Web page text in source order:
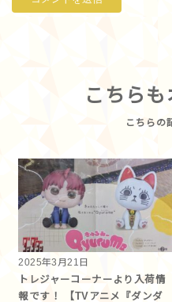
こちらも
2025年3月21日
トレジャーコーナーより入荷情
報です！ 【TVアニメ『ダンダ